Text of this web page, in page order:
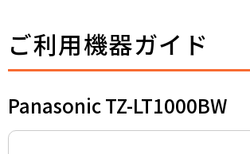
ご利用機器ガイド
Panasonic TZ-LT1000BW